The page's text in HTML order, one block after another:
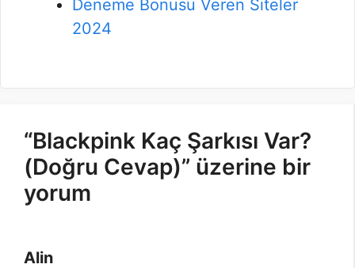
Deneme Bonusu Veren Siteler
2024
“Blackpink Kaç Şarkısı Var?
(Doğru Cevap)” üzerine bir
yorum
Alin